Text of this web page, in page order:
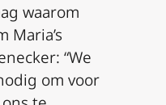
waarom
Maria’s
“We
om voor